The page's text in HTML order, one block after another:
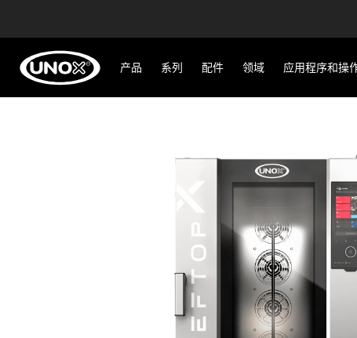
产品 系列 配件 领域 应用程序和操